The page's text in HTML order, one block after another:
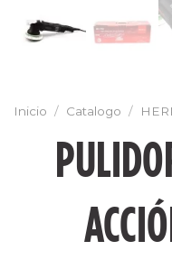
Inicio / Catalogo /